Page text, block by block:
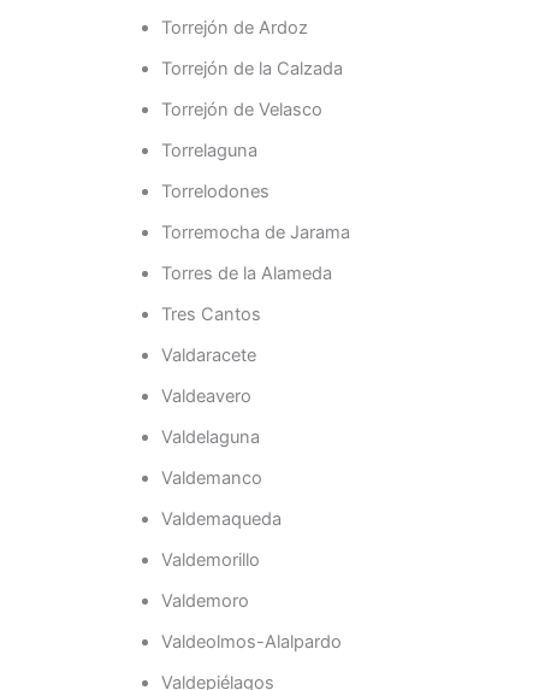
Torrejón de Ardoz
Torrejón de la Calzada
Torrejón de Velasco
Torrelaguna
Torrelodones
Torremocha de Jarama
Torres de la Alameda
Tres Cantos
Valdaracete
Valdeavero
Valdelaguna
Valdemanco
Valdemaqueda
Valdemorillo
Valdemoro
Valdeolmos-Alalpardo
Valdepiélagos